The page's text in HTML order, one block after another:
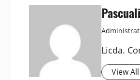
Licda.
View